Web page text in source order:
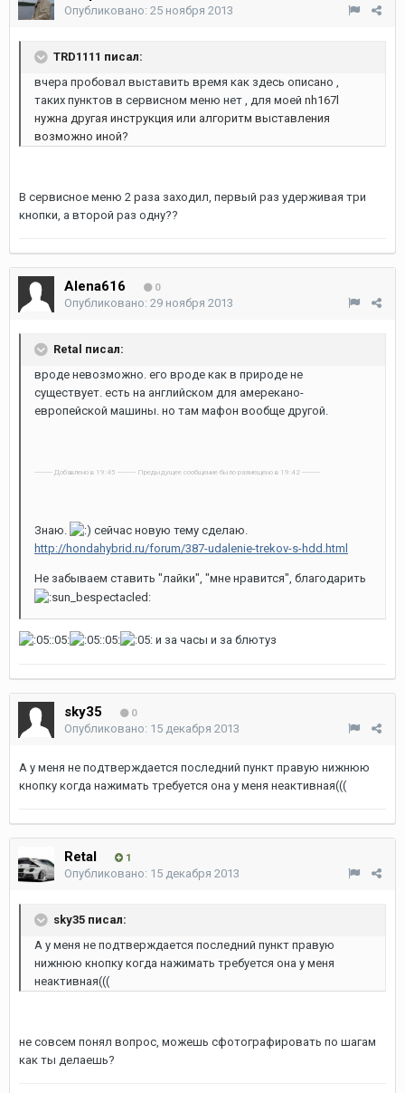
Опубликовано: 25 ноября 2013
TRD1111 писал:
вчера пробовал выставить время как здесь описано ,
таких пунктов в сервисном меню нет , для моей nh167l
нужна другая инструкция или алгоритм выставления
возможно иной?
В сервисное меню 2 раза заходил, первый раз удерживая три
кнопки, а второй раз одну??
Alena616 0
Опубликовано: 29 ноября 2013
Retal писал:
вроде невозможно. его вроде как в природе не
существует. есть на английском для амерекано-
европейской машины. но там мафон вообще другой.
---------- Добавлено в 19:45 ---------- Предыдущее сообщение было размещено в 19:42 ----------
Знаю.
сейчас новую тему сделаю.
http://hondahybrid.ru/forum/387-udalenie-trekov-s-hdd.html
Не забываем ставить "лайки", "мне нравится", благодарить
:05: :05: и за часы и за блютуз
sky35 0
Опубликовано: 15 декабря 2013
А у меня не подтверждается последний пункт правую нижнюю
кнопку когда нажимать требуется она у меня неактивная(((
Retal 1
Опубликовано: 15 декабря 2013
sky35 писал:
А у меня не подтверждается последний пункт правую
нижнюю кнопку когда нажимать требуется она у меня
неактивная(((
не совсем понял вопрос, можешь сфотографировать по шагам
как ты делаешь?